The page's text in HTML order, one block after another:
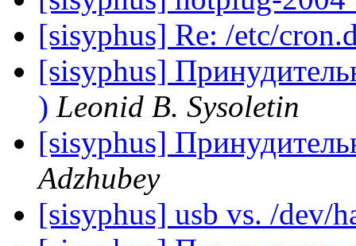
[sisyphus] Re: /etc/
[sisyphus]
) Leonid B. Sysoletin
[sisyphus]
Adzhubey
[sisyphus] usb vs. /dev/